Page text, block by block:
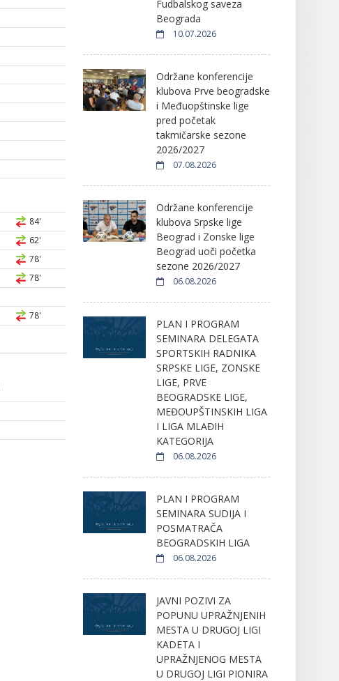
84'
62'
78'
78'
78'
Fudbalskog saveza
Beograda
10.07.2026
Održane konferencije
klubova Prve beogradske
i Međuopštinske lige
pred početak
takmičarske sezone
2026/2027
07.08.2026
Održane konferencije
klubova Srpske lige
Beograd i Zonske lige
Beograd uoči početka
sezone 2026/2027
06.08.2026
PLAN I PROGRAM
SEMINARA DELEGATA
SPORTSKIH RADNIKA
SRPSKE LIGE, ZONSKE
LIGE, PRVE
BEOGRADSKE LIGE,
MEĐOUPŠTINSKIH LIGA
I LIGA MLAĐIH
KATEGORIJA
06.08.2026
PLAN I PROGRAM
SEMINARA SUDIJA I
POSMATRAČA
BEOGRADSKIH LIGA
06.08.2026
JAVNI POZIVI ZA
POPUNU UPRAŽNJENIH
MESTA U DRUGOJ LIGI
KADETA I
UPRAŽNJENOG MESTA
U DRUGOJ LIGI PIONIRA